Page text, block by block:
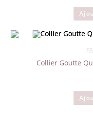
Collier Goutte